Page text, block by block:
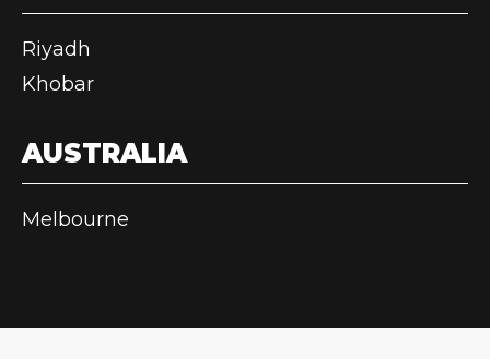
Riyadh
Khobar
AUSTRALIA
Melbourne